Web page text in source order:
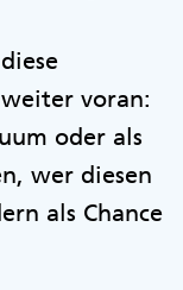
voran:
oder als
wer diesen
als Chance